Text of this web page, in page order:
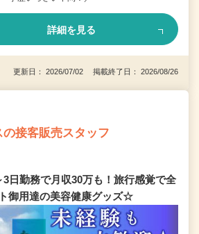
詳細を見る
更新日： 2026/07/02 掲載終了日： 2026/08/26
接客販売スタッフ
日勤務で月収30万も！旅行感覚で全
御用達の美容健康グッズ☆